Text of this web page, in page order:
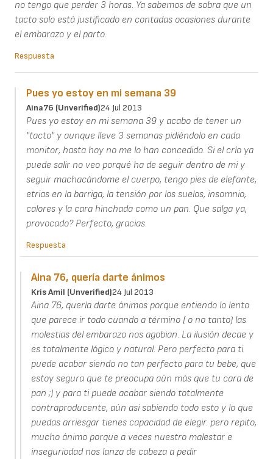
no tengo que perder 3 horas. Ya sabemos de sobra que un
tacto solo está justificado en contadas ocasiones durante
el embarazo y el parto.
Respuesta
Pues yo estoy en mi semana 39
Aina76 (unverified)24 Jul 2013
Pues yo estoy en mi semana 39 y acabo de tener un
"tacto" y aunque lleve 3 semanas pidiéndolo en cada
monitor, hasta hoy no me lo han concedido. Si el crío ya
puede salir no veo porqué ha de seguir dentro de mi y
seguir machacándome el cuerpo, tengo pies de elefante,
etrias en la barriga, la tensión por los suelos, insomnio,
calores y la cara hinchada como un pan. Que salga ya,
provocado? Perfecto, gracias.
Respuesta
Aina 76, quería darte ánimos
Kris Amil (unverified)24 Jul 2013
Aina 76, quería darte ánimos porque entiendo lo lento
que parece ir todo cuando a término ( o no tanto) las
molestias del embarazo nos agobian. La ilusión decae y
es totalmente lógico y natural. Pero perfecto para ti
puede acabar siendo no tan perfecto para tu bebe, que
estoy segura que te preocupa aún más que tu cara de
pan ;) y para ti puede acabar siendo totalmente
contraproducente, aún asi sabiendo todo esto y lo que
puedas arriesgar tienes capacidad de elegir. pero repito,
mucho ánimo porque a veces nuestro malestar e
inseguriodad nos lanza de cabeza a pedir